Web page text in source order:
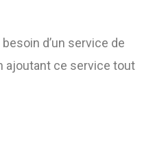
d’un service de
ajoutant ce service tout